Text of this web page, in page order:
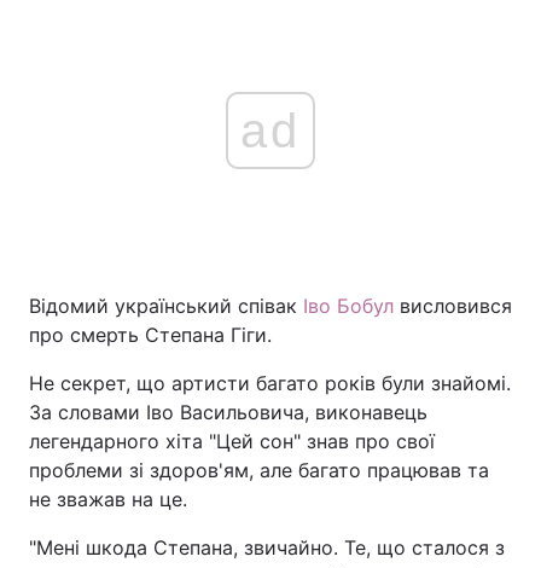
Головна
Україна Політика
Економіка Світ
Техно і зв'язок Лайт
ad
Відомий український співак Іво Бобул висловився
про смерть Степана Гіги.
Не секрет, що артисти багато років були знайомі.
За словами Іво Васильовича, виконавець
легендарного хіта "Цей сон" знав про свої
проблеми зі здоров'ям, але багато працював та
не зважав на це.
"Мені шкода Степана, звичайно. Те, що сталося з